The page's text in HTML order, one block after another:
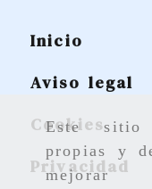
Este sitio
propias y
mejorar
Inicio
Aviso legal
Cookies
Privacidad